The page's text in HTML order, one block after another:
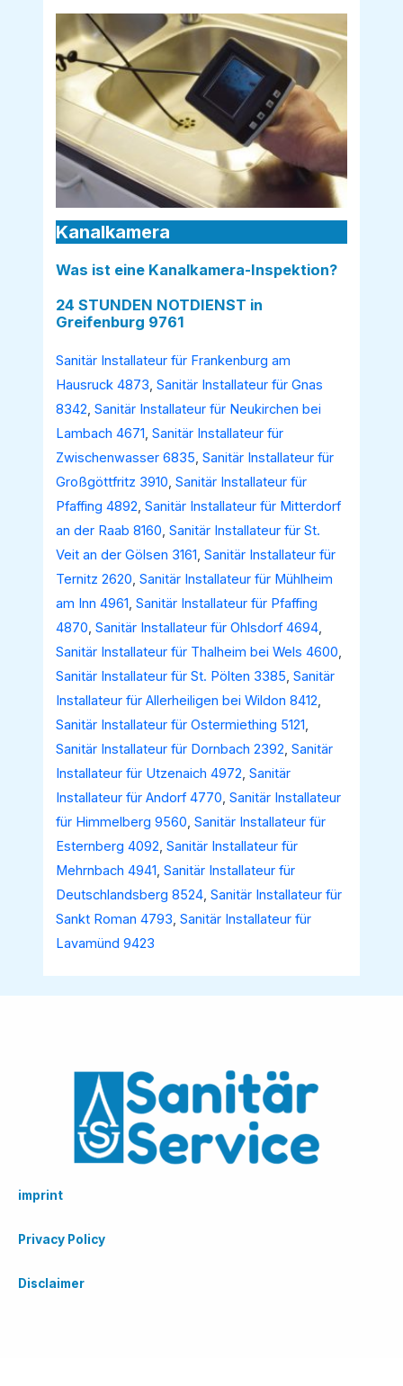
Kanalkamera
Was ist eine Kanalkamera-Inspektion?
24 STUNDEN NOTDIENST in
Greifenburg 9761
Sanitär Installateur für Frankenburg am
Hausruck 4873,Sanitär Installateur für Gnas
8342,Sanitär Installateur für Neukirchen bei
Lambach 4671,Sanitär Installateur für
Zwischenwasser 6835,Sanitär Installateur für
Großgöttfritz 3910,Sanitär Installateur für
Pfaffing 4892,Sanitär Installateur für Mitterdorf
an der Raab 8160,Sanitär Installateur für St.
Veit an der Gölsen 3161,Sanitär Installateur für
Ternitz 2620,Sanitär Installateur für Mühlheim
am Inn 4961,Sanitär Installateur für Pfaffing
4870,Sanitär Installateur für Ohlsdorf 4694,
Sanitär Installateur für Thalheim bei Wels 4600,
Sanitär Installateur für St. Pölten 3385,Sanitär
Installateur für Allerheiligen bei Wildon 8412,
Sanitär Installateur für Ostermiething 5121,
Sanitär Installateur für Dornbach 2392,Sanitär
Installateur für Utzenaich 4972,Sanitär
Installateur für Andorf 4770,Sanitär Installateur
für Himmelberg 9560,Sanitär Installateur für
Esternberg 4092,Sanitär Installateur für
Mehrnbach 4941,Sanitär Installateur für
Deutschlandsberg 8524,Sanitär Installateur für
Sankt Roman 4793,Sanitär Installateur für
Lavamünd 9423
imprint
Privacy Policy
Disclaimer